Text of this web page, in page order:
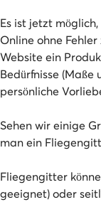
Es ist jetzt
Online ohne
Website ein
Bedürfnisse (Maße
persönliche
Sehen wir einige
man ein
Fliegengitter
geeignet) oder